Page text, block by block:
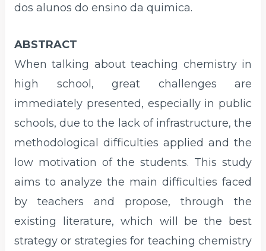
dos alunos do ensino da quimica.
ABSTRACT
When talking about teaching chemistry in
high school, great challenges are
immediately presented, especially in public
schools, due to the lack of infrastructure, the
methodological difficulties applied and the
low motivation of the students. This study
aims to analyze the main difficulties faced
by teachers and propose, through the
existing literature, which will be the best
strategy or strategies for teaching chemistry